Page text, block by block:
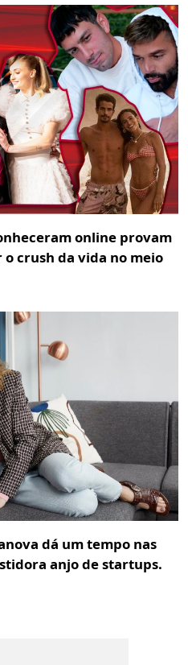
online provam
crush da vida no meio
dá um tempo nas
anjo de startups.